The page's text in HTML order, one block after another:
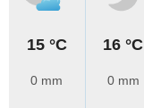
15 °C
0 mm
16 °C
0 mm